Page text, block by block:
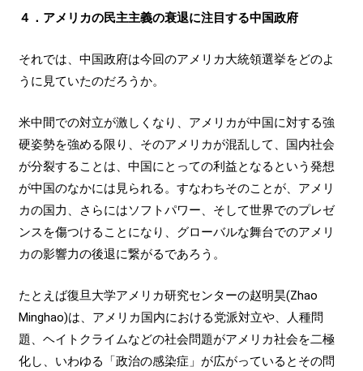
４．アメリカの民主主義の衰退に注目する中国政府
それでは、中国政府は今回のアメリカ大統領選挙をどのよ
うに見ていたのだろうか。
米中間での対立が激しくなり、アメリカが中国に対する強
硬姿勢を強める限り、そのアメリカが混乱して、国内社会
が分裂することは、中国にとっての利益となるという発想
が中国のなかには見られる。すなわちそのことが、アメリ
カの国力、さらにはソフトパワー、そして世界でのプレゼ
ンスを傷つけることになり、グローバルな舞台でのアメリ
カの影響力の後退に繋がるであろう。
たとえば復旦大学アメリカ研究センターの赵明昊(Zhao
Minghao)は、アメリカ国内における党派対立や、人種問
題、ヘイトクライムなどの社会問題がアメリカ社会を二極
化し、いわゆる「政治の感染症」が広がっているとその問